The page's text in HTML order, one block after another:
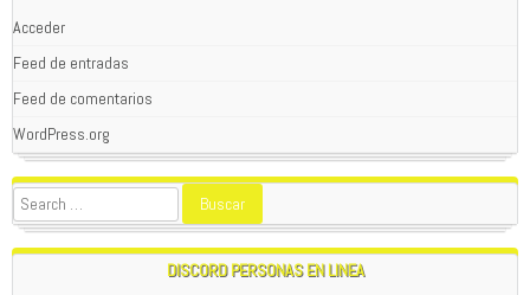
Acceder
Feed de entradas
Feed de comentarios
WordPress.org
DISCORD PERSONAS EN LINEA